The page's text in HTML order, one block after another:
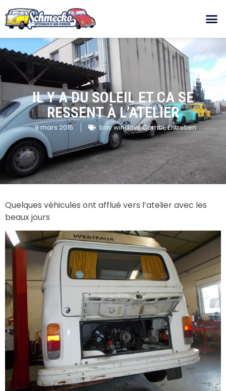
IL Y A DU SOLEIL ET CA SE
RESSENT À L’ATELIER
9 mars 2015 bay window,Combi,Entretien
Quelques véhicules ont afflué vers l’atelier avec les
beaux jours